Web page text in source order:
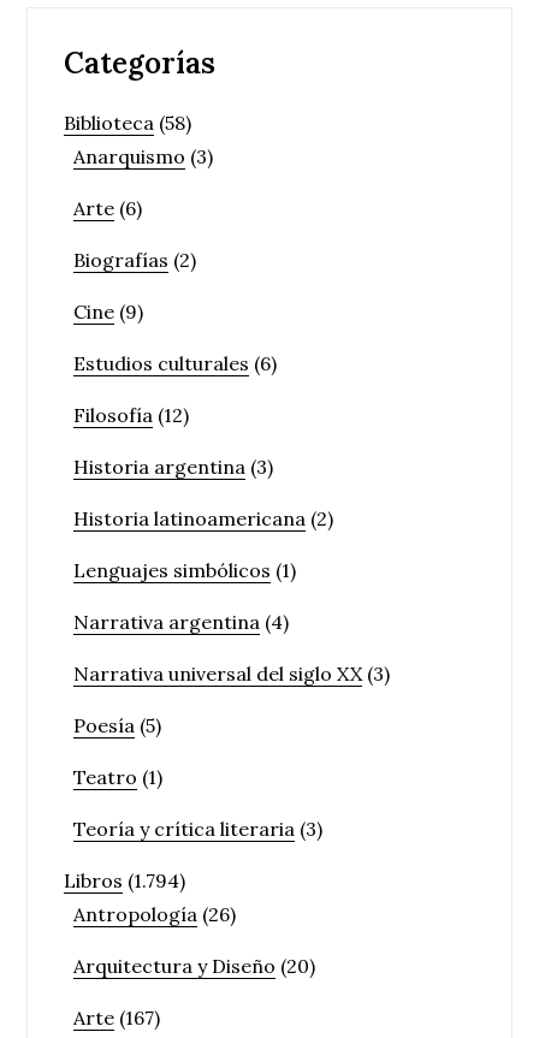
Categorías
Biblioteca (58)
Anarquismo (3)
Arte (6)
Biografías (2)
Cine (9)
Estudios culturales (6)
Filosofía (12)
Historia argentina (3)
Historia latinoamericana (2)
Lenguajes simbólicos (1)
Narrativa argentina (4)
Narrativa universal del siglo XX(3)
Poesía (5)
Teatro (1)
Teoría y crítica literaria (3)
Libros (1.794)
Antropología (26)
Arquitectura y Diseño (20)
Arte (167)